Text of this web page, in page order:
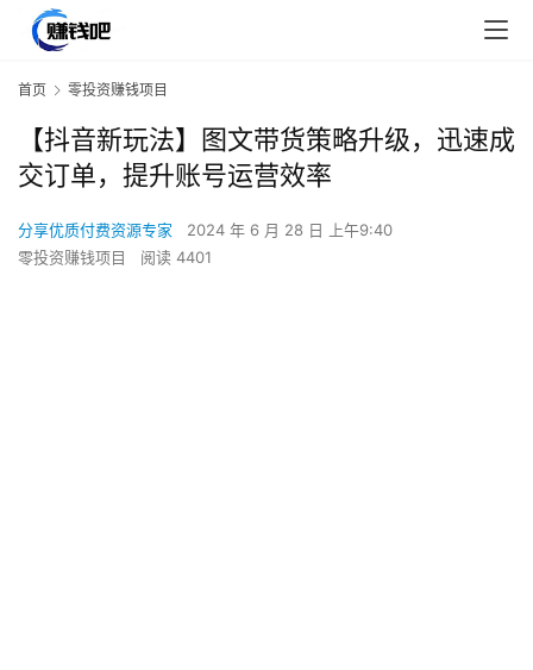
首页 零投资赚钱项目
【抖音新玩法】图文带货策略升级，迅速成
交订单，提升账号运营效率
分享优质付费资源专家
2024 年 6 月 28 日 上午9:40
零投资赚钱项目
阅读 4401